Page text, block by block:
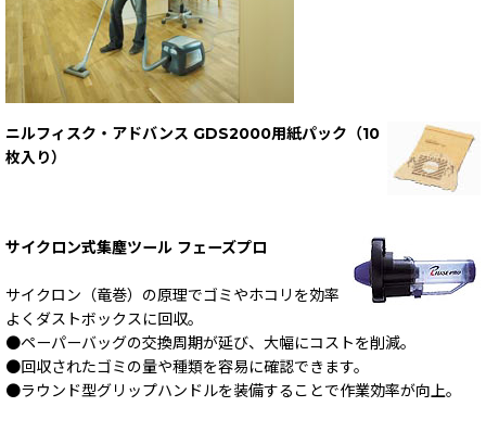
ニルフィスク・アドバンス GDS2000用紙パック（10
枚入り）
サイクロン式集塵ツール フェーズプロ
サイクロン（竜巻）の原理でゴミやホコリを効率
よくダストボックスに回収。
●ペーパーバッグの交換周期が延び、大幅にコストを削減。
●回収されたゴミの量や種類を容易に確認できます。
●ラウンド型グリップハンドルを装備することで作業効率が向上。